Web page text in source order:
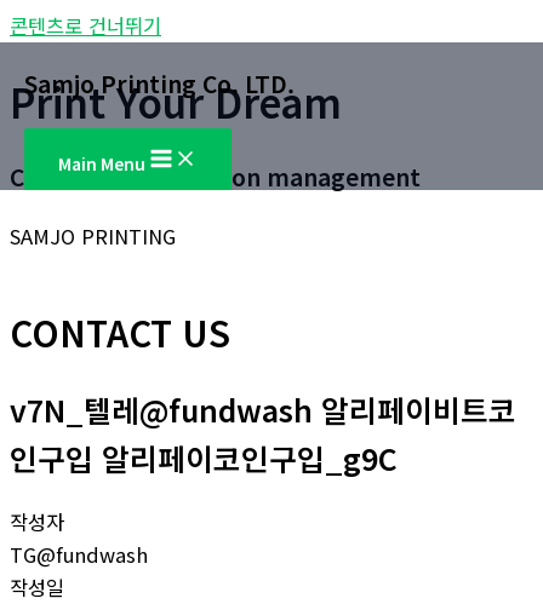
콘텐츠로 건너뛰기
Samjo Printing Co. LTD.
Main Menu
Print Your Dream
Customer satisfaction management
SAMJO PRINTING
CONTACT US
v7N_텔레@fundwash 알리페이비트코
인구입 알리페이코인구입_g9C
작성자
TG@fundwash
작성일